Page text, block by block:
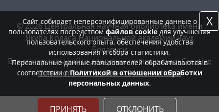
© 2026 Центральная научная библиотека имени
Якуба Коласа Национальной академии наук
Беларуси
Все материалы сайта доступны по лицензии:Creative
Commons Attribution 4.0 International
Сайт собирает неперсонифицированные данные о
пользователях посредствомфайлов cookieдля улучшения
пользовательского опыта, обеспечения удобства
использования и сбора статистики.
Персональные данные пользователей обрабатываются в
соответствии сПолитикой в отношении обработки
персональных данных.
ПРИНЯТЬ ОТКЛОНИТЬ
X